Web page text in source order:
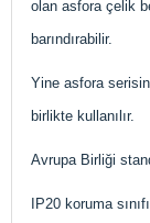
olan asfora çelik
barındırabilir.
Yine asfora
birlikte kullanılır.
Avrupa Birliği
IP20 koruma